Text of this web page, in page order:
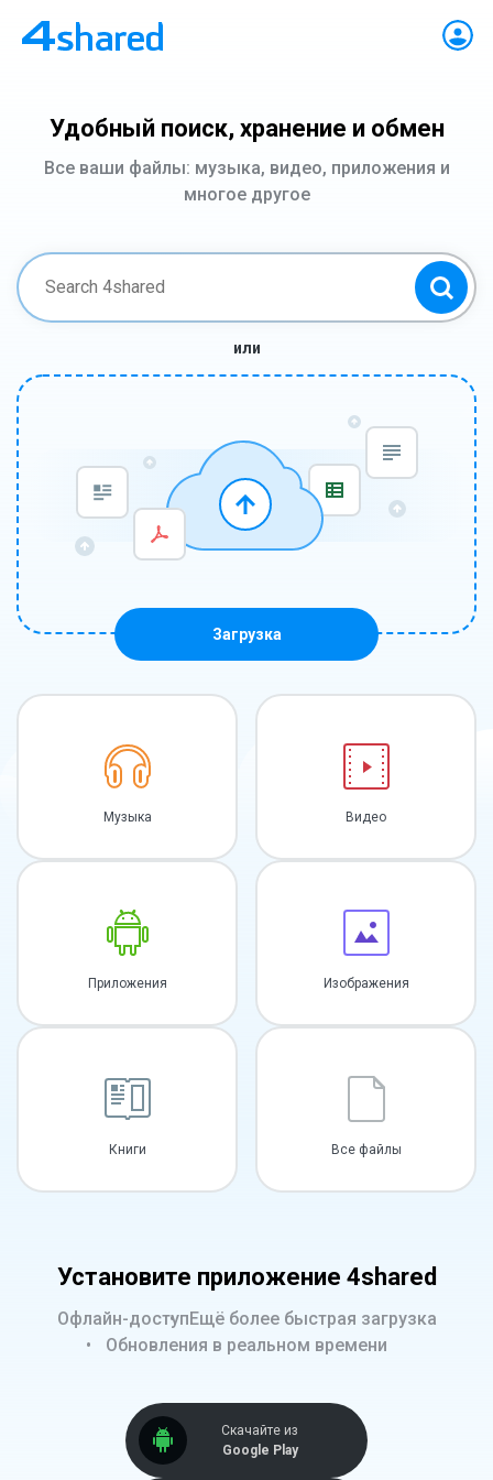
Удобный поиск, хранение и обмен
Все ваши файлы: музыка, видео, приложения и
многое другое
или
Загрузка
Музыка Видео
Приложения Изображения
Книги Все файлы
Установите приложение 4shared
Офлайн-доступЕщё более быстрая загрузка
Обновления в реальном времени
Скачайте из
Google Play